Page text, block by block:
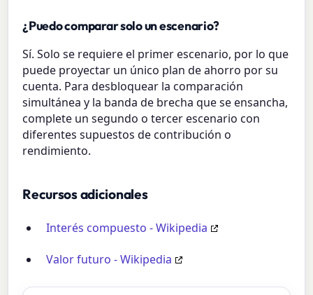
¿Puedo comparar solo un escenario?
Sí. Solo se requiere el primer escenario, por lo que
puede proyectar un único plan de ahorro por su
cuenta. Para desbloquear la comparación
simultánea y la banda de brecha que se ensancha,
complete un segundo o tercer escenario con
diferentes supuestos de contribución o
rendimiento.
Recursos adicionales
Interés compuesto - Wikipedia
Valor futuro - Wikipedia